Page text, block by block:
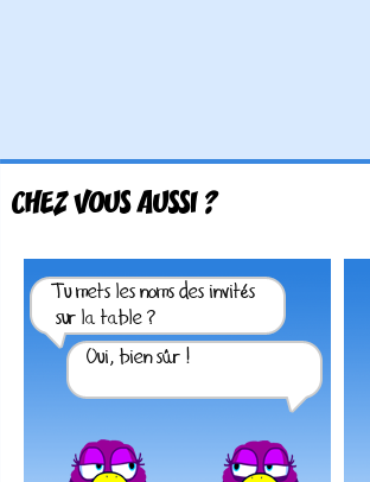
CHEZ VOUS AUSSI ?